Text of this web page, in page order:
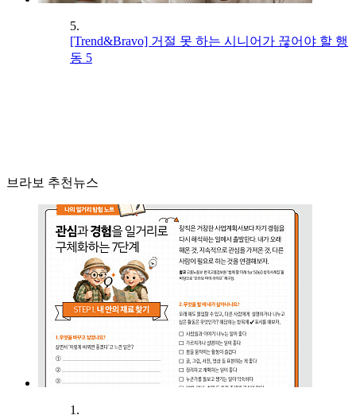
5.
[Trend&Bravo] 거절 못 하는 시니어가 끊어야 할 행
동 5
브라보 추천뉴스
1.